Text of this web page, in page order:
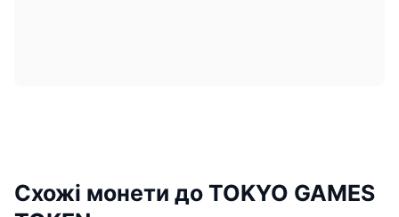
Схожі монети до TOKYO GAMES